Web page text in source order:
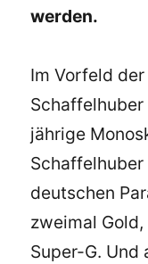
werden.
Im Vorfeld der
jährige
deutschen
zweimal
Super-G. Und